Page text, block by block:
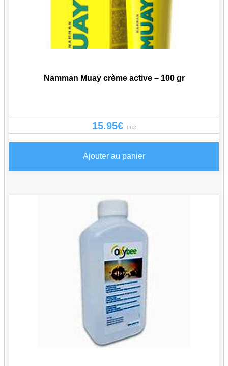
Namman Muay crème active – 100 gr
15.95€ TTC
Ajouter au panier